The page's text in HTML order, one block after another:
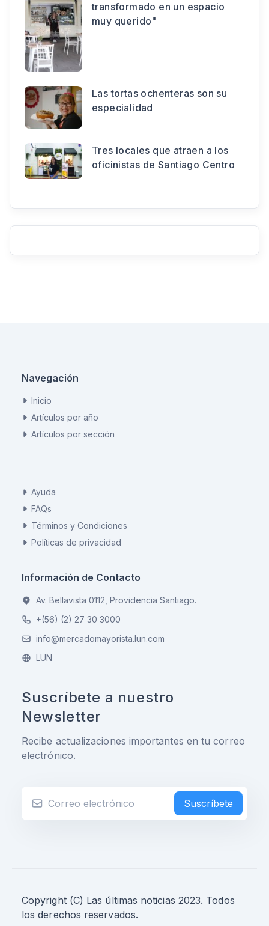
transformado en un espacio
muy querido"
Las tortas ochenteras son su
especialidad
Tres locales que atraen a los
oficinistas de Santiago Centro
Navegación
Inicio
Artículos por año
Artículos por sección
Ayuda
FAQs
Términos y Condiciones
Políticas de privacidad
Información de Contacto
Av. Bellavista 0112, Providencia Santiago.
+(56) (2) 27 30 3000
info@mercadomayorista.lun.com
LUN
Suscríbete a nuestro
Newsletter
Recibe actualizaciones importantes en tu correo
electrónico.
Suscríbete
Copyright (C) Las últimas noticias 2023. Todos
los derechos reservados.